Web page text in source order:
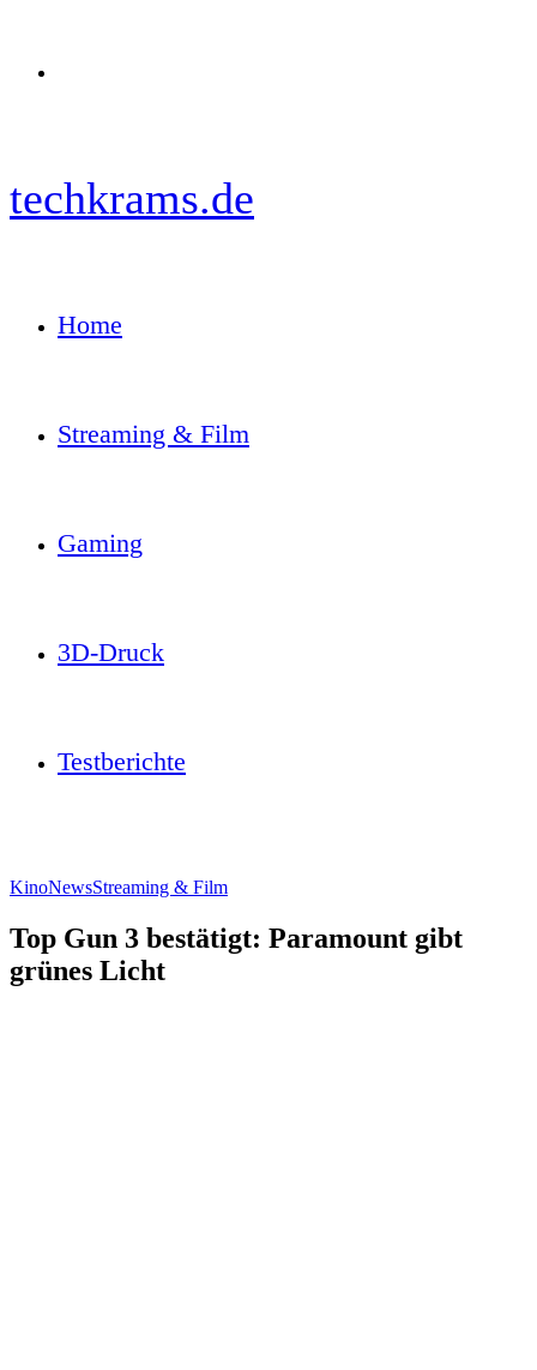
techkrams.de
Home
Streaming & Film
Gaming
3D-Druck
Testberichte
KinoNewsStreaming & Film
Top Gun 3 bestätigt: Paramount gibt
grünes Licht